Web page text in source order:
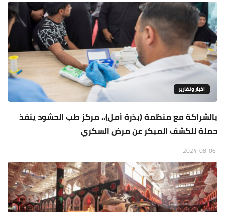
اخبار وتقارير
بالشراكة مع منظمة (بذرة أمل).. مركز طب الحشود ينفذ
حملة للكشف المبكر عن مرض السكري